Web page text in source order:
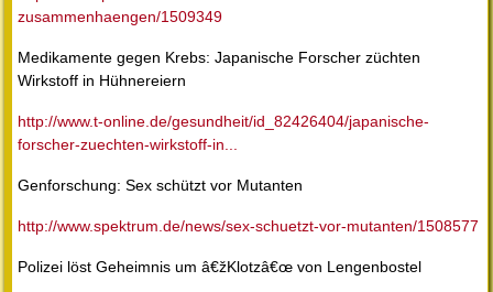
zusammenhaengen/1509349
Medikamente gegen Krebs: Japanische Forscher züchten
Wirkstoff in Hühnereiern
http://www.t-online.de/gesundheit/id_82426404/japanische-
forscher-zuechten-wirkstoff-in...
Genforschung: Sex schützt vor Mutanten
http://www.spektrum.de/news/sex-schuetzt-vor-mutanten/1508577
Polizei löst Geheimnis um â€žKlotzâ€œ von Lengenbostel